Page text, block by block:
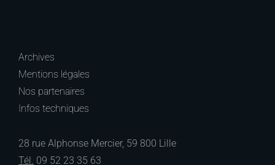
Archives
Mentions légales
Nos partenaires
Infos techniques
28 rue Alphonse Mercier, 59 800 Lille
Tél. 09 52 23 35 63